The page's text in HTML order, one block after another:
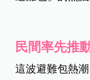
民間率先推
這波避難包熱